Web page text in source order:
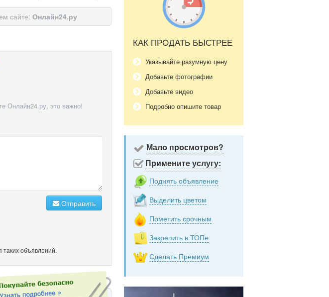
сайте: Онлайн24.ру
Онлайн24.ру, это важно!
Отправить
объявлений.
КАК ПРОДАТЬ БЫСТРЕЕ
Указывайте разумную цену
Добавьте фотографии
Добавьте видео
Подробно опишите товар
Мало просмотров?
Примените услугу:
Поднять объявление
Выделить цветом
Пометить срочным
Закрепить в ТОПе
Сделать Премиум